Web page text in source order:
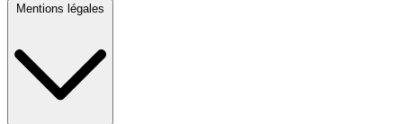
Mentions légales